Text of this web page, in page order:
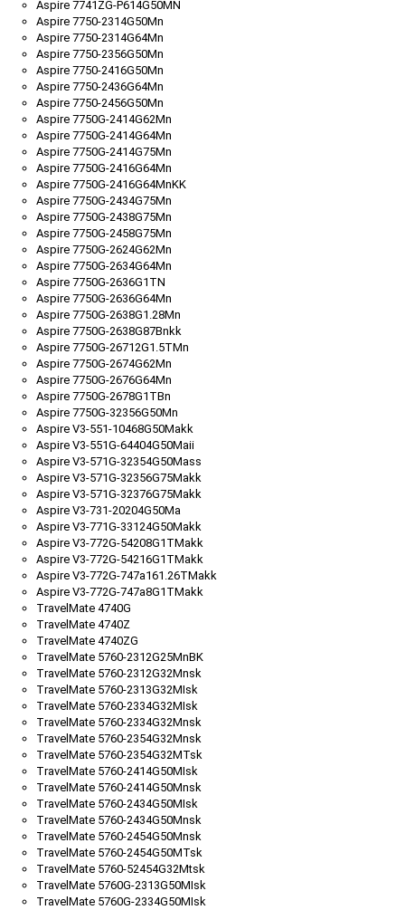
Aspire 7741ZG-P614G50MN
Aspire 7750-2314G50Mn
Aspire 7750-2314G64Mn
Aspire 7750-2356G50Mn
Aspire 7750-2416G50Mn
Aspire 7750-2436G64Mn
Aspire 7750-2456G50Mn
Aspire 7750G-2414G62Mn
Aspire 7750G-2414G64Mn
Aspire 7750G-2414G75Mn
Aspire 7750G-2416G64Mn
Aspire 7750G-2416G64MnKK
Aspire 7750G-2434G75Mn
Aspire 7750G-2438G75Mn
Aspire 7750G-2458G75Mn
Aspire 7750G-2624G62Mn
Aspire 7750G-2634G64Mn
Aspire 7750G-2636G1TN
Aspire 7750G-2636G64Mn
Aspire 7750G-2638G1.28Mn
Aspire 7750G-2638G87Bnkk
Aspire 7750G-26712G1.5TMn
Aspire 7750G-2674G62Mn
Aspire 7750G-2676G64Mn
Aspire 7750G-2678G1TBn
Aspire 7750G-32356G50Mn
Aspire V3-551-10468G50Makk
Aspire V3-551G-64404G50Maii
Aspire V3-571G-32354G50Mass
Aspire V3-571G-32356G75Makk
Aspire V3-571G-32376G75Makk
Aspire V3-731-20204G50Ma
Aspire V3-771G-33124G50Makk
Aspire V3-772G-54208G1TMakk
Aspire V3-772G-54216G1TMakk
Aspire V3-772G-747a161.26TMakk
Aspire V3-772G-747a8G1TMakk
TravelMate 4740G
TravelMate 4740Z
TravelMate 4740ZG
TravelMate 5760-2312G25MnBK
TravelMate 5760-2312G32Mnsk
TravelMate 5760-2313G32MIsk
TravelMate 5760-2334G32MIsk
TravelMate 5760-2334G32Mnsk
TravelMate 5760-2354G32Mnsk
TravelMate 5760-2354G32MTsk
TravelMate 5760-2414G50MIsk
TravelMate 5760-2414G50Mnsk
TravelMate 5760-2434G50MIsk
TravelMate 5760-2434G50Mnsk
TravelMate 5760-2454G50Mnsk
TravelMate 5760-2454G50MTsk
TravelMate 5760-52454G32Mtsk
TravelMate 5760G-2313G50MIsk
TravelMate 5760G-2334G50MIsk